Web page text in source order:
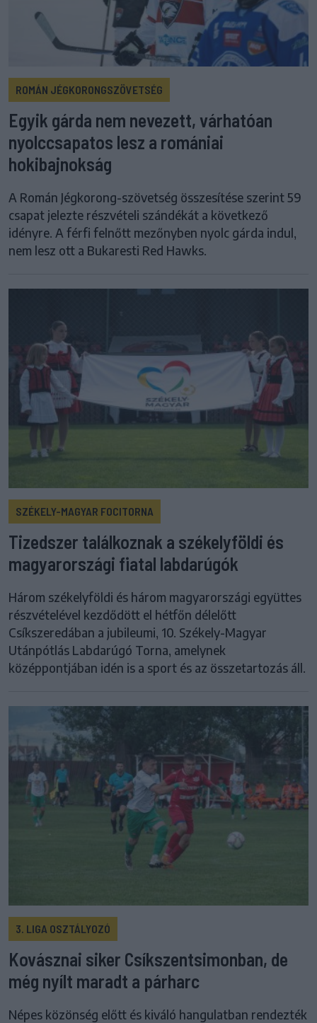
ROMÁN JÉGKORONGSZÖVETSÉG
Egyik gárda nem nevezett, várhatóan
nyolccsapatos lesz a romániai
hokibajnokság
A Román Jégkorong-szövetség összesítése szerint 59
csapat jelezte részvételi szándékát a következő
idényre. A férfi felnőtt mezőnyben nyolc gárda indul,
nem lesz ott a Bukaresti Red Hawks.
SZÉKELY-MAGYAR FOCITORNA
Tizedszer találkoznak a székelyföldi és
magyarországi fiatal labdarúgók
Három székelyföldi és három magyarországi együttes
részvételével kezdődött el hétfőn délelőtt
Csíkszeredában a jubileumi, 10. Székely-Magyar
Utánpótlás Labdarúgó Torna, amelynek
középpontjában idén is a sport és az összetartozás áll.
3. LIGA OSZTÁLYOZÓ
Kovásznai siker Csíkszentsimonban, de
még nyílt maradt a párharc
Népes közönség előtt és kiváló hangulatban rendezték